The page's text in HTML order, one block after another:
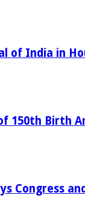
of India in
150th Birth
Congress